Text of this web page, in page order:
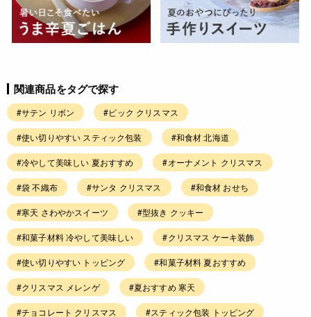
関連商品をタグで探す
#サテン リボン #ピック クリスマス
#使い切りやすい スティック包装 #和食材 北海道
#冷やして美味しい 夏おすすめ #オーナメント クリスマス
#袋 不織布 #サンタ クリスマス #和食材 おせち
#寒天 さわやかスイーツ #型抜き クッキー
#和菓子材料 冷やして美味しい #クリスマス ケーキ装飾
#使い切りやすい トッピング #和菓子材料 夏おすすめ
#クリスマス メレンゲ #夏おすすめ 寒天
#チョコレート クリスマス #スティック包装 トッピング